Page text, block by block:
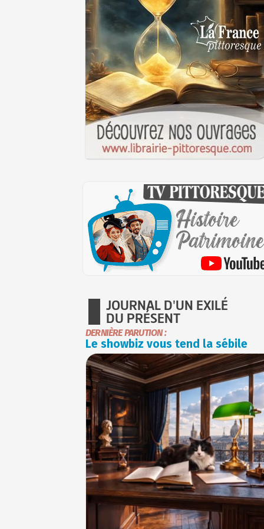
JOURNAL D'UN EXILÉ
DU PRÉSENT
DERNIÈRE PARUTION :
Le showbiz vous tend la sébile